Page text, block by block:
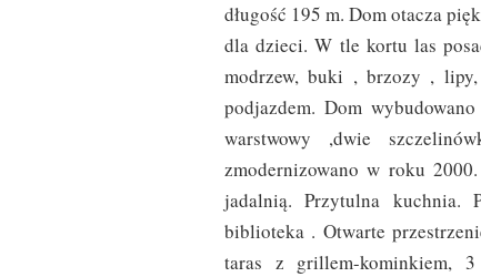
długość 195 m. Dom otacza
dla dzieci. W tle kortu las
modrzew, buki , brzozy , lipy,
podjazdem. Dom
warstwowy ,dwie
zmodernizowano w roku
jadalnią. Przytulna kuchnia.
biblioteka . Otwarte
taras z grillem-kominkiem,